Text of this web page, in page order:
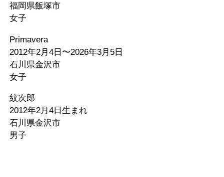
福岡県飯塚市
女子
Primavera
2012年2月4日〜2026年3月5日
石川県金沢市
女子
紋次郎
2012年2月4日生まれ
石川県金沢市
男子